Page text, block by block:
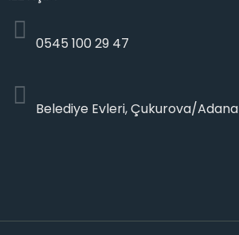
0545 100 29 47
Belediye Evleri, Çukurova/Adana